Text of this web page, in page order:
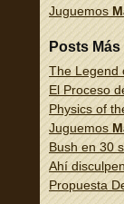
Juguemos
Posts
The Legend
El Proceso
Physics of
Juguemos
Bush en 30
Ahí disculpen
Propuesta